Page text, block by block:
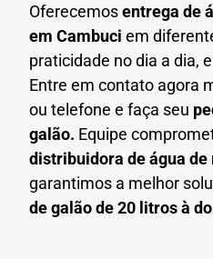
Oferecemosentrega de
em Cambuci em
praticidade no dia a dia,
Entre em contato agora
ou telefone e faça seu
galão. Equipe
distribuidora de água
garantimos a melhor
de galão de 20 litros à